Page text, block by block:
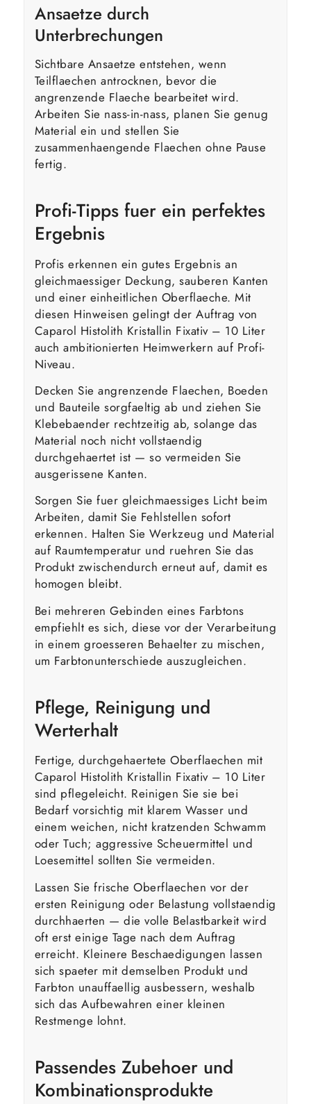
Ansaetze durch
Unterbrechungen
Sichtbare Ansaetze entstehen, wenn
Teilflaechen antrocknen, bevor die
angrenzende Flaeche bearbeitet wird.
Arbeiten Sie nass-in-nass, planen Sie genug
Material ein und stellen Sie
zusammenhaengende Flaechen ohne Pause
fertig.
Profi-Tipps fuer ein perfektes
Ergebnis
Profis erkennen ein gutes Ergebnis an
gleichmaessiger Deckung, sauberen Kanten
und einer einheitlichen Oberflaeche. Mit
diesen Hinweisen gelingt der Auftrag von
Caparol Histolith Kristallin Fixativ – 10 Liter
auch ambitionierten Heimwerkern auf Profi-
Niveau.
Decken Sie angrenzende Flaechen, Boeden
und Bauteile sorgfaeltig ab und ziehen Sie
Klebebaender rechtzeitig ab, solange das
Material noch nicht vollstaendig
durchgehaertet ist — so vermeiden Sie
ausgerissene Kanten.
Sorgen Sie fuer gleichmaessiges Licht beim
Arbeiten, damit Sie Fehlstellen sofort
erkennen. Halten Sie Werkzeug und Material
auf Raumtemperatur und ruehren Sie das
Produkt zwischendurch erneut auf, damit es
homogen bleibt.
Bei mehreren Gebinden eines Farbtons
empfiehlt es sich, diese vor der Verarbeitung
in einem groesseren Behaelter zu mischen,
um Farbtonunterschiede auszugleichen.
Pflege, Reinigung und
Werterhalt
Fertige, durchgehaertete Oberflaechen mit
Caparol Histolith Kristallin Fixativ – 10 Liter
sind pflegeleicht. Reinigen Sie sie bei
Bedarf vorsichtig mit klarem Wasser und
einem weichen, nicht kratzenden Schwamm
oder Tuch; aggressive Scheuermittel und
Loesemittel sollten Sie vermeiden.
Lassen Sie frische Oberflaechen vor der
ersten Reinigung oder Belastung vollstaendig
durchhaerten — die volle Belastbarkeit wird
oft erst einige Tage nach dem Auftrag
erreicht. Kleinere Beschaedigungen lassen
sich spaeter mit demselben Produkt und
Farbton unauffaellig ausbessern, weshalb
sich das Aufbewahren einer kleinen
Restmenge lohnt.
Passendes Zubehoer und
Kombinationsprodukte